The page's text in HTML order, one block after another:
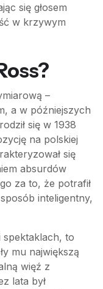
się głosem
w krzywym
–
a w późniejszych
się w 1938
na polskiej
się
absurdów
za to, że potrafił
inteligentny,
spektaklach, to
mu największą
więź z
lata był